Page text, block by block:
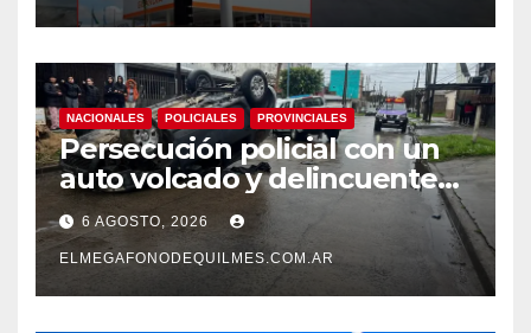
NACIONALES POLICIALES PROVINCIALES
Persecución policial con un
auto volcado y delincuentes
detenidos en San Francisco
Solano
6 AGOSTO, 2026
ELMEGAFONODEQUILMES.COM.AR